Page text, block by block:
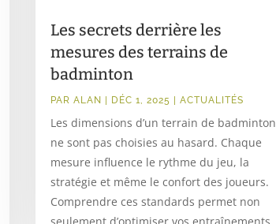
Les secrets derrière les
mesures des terrains de
badminton
PAR ALAN | DÉC 1, 2025 | ACTUALITÉS
Les dimensions d’un terrain de badminton
ne sont pas choisies au hasard. Chaque
mesure influence le rythme du jeu, la
stratégie et même le confort des joueurs.
Comprendre ces standards permet non
seulement d’optimiser vos entraînements,